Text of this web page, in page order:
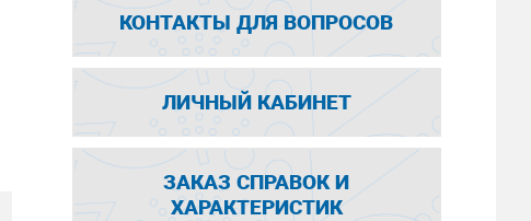
КОНТАКТЫ ДЛЯ ВОПРОСОВ
ЛИЧНЫЙ КАБИНЕТ
ЗАКАЗ СПРАВОК И
ХАРАКТЕРИСТИК